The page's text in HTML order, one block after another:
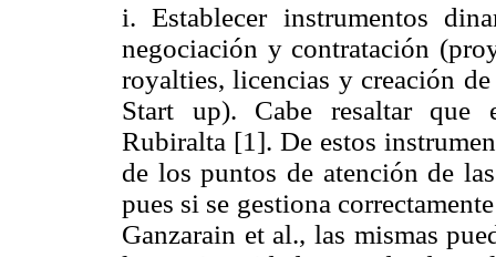
i. Establecer instrumentos
negociación y contratación
royalties, licencias y creación
Start up). Cabe resaltar que
Rubiralta [1]. De estos
de los puntos de atención de
pues si se gestiona
Ganzarain et al., las mismas